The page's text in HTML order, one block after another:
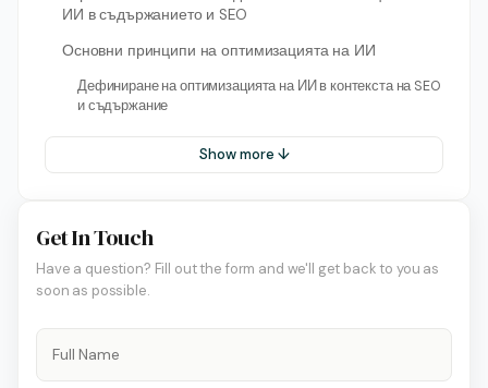
ИИ в съдържанието и SEO
Основни принципи на оптимизацията на ИИ
Дефиниране на оптимизацията на ИИ в контекста на SEO
и съдържание
Show more ↓
Get In Touch
Have a question? Fill out the form and we'll get back to you as
soon as possible.